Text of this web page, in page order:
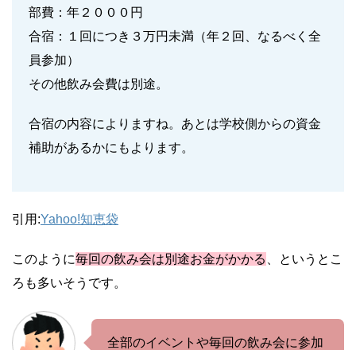
部費：年２０００円
合宿：１回につき３万円未満（年２回、なるべく全
員参加）
その他飲み会費は別途。
合宿の内容によりますね。あとは学校側からの資金
補助があるかにもよります。
引用:Yahoo!知恵袋
このように毎回の飲み会は別途お金がかかる
、というとこ
ろも多いそうです。
全部のイベントや毎回の飲み会に参加